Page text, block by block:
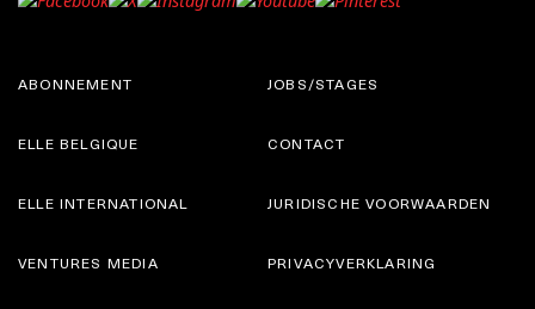
ABONNEMENT
ELLE BELGIQUE
JOBS/STAGES
CONTACT
ELLE INTERNATIONAL
VENTURES MEDIA
JURIDISCHE VOORWAARDEN
PRIVACYVERKLARING